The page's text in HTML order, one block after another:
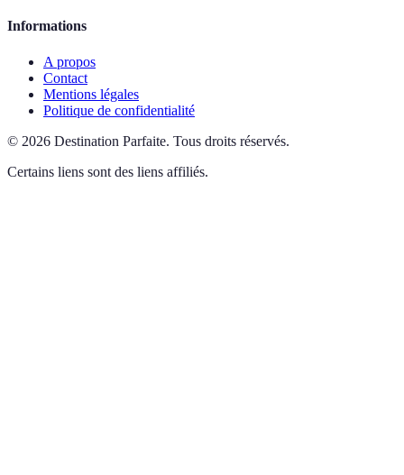
Informations
A propos
Contact
Mentions légales
Politique de confidentialité
© 2026 Destination Parfaite. Tous droits réservés.
Certains liens sont des liens affiliés.